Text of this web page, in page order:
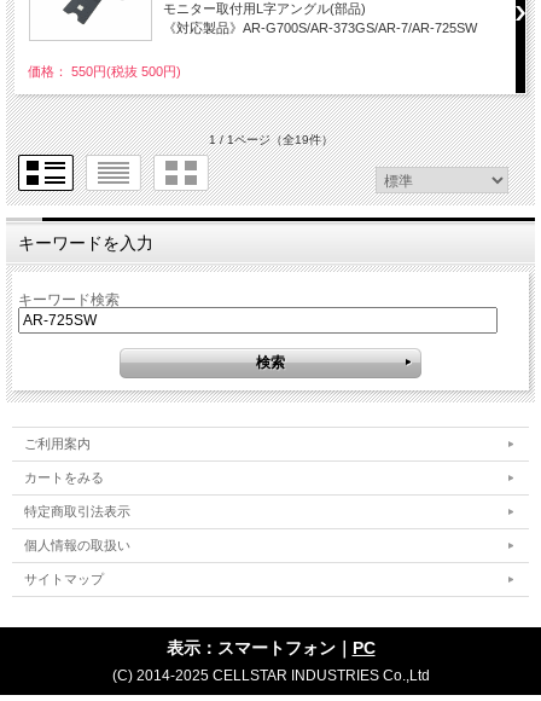
モニター取付用L字アングル(部品)
《対応製品》AR-G700S/AR-373GS/AR-7/AR-725SW
価格： 550円(税抜 500円)
1 / 1ページ（全19件）
キーワードを入力
キーワード検索
ご利用案内
カートをみる
特定商取引法表示
個人情報の取扱い
サイトマップ
表示：スマートフォン｜ PC
(C) 2014-2025 CELLSTAR INDUSTRIES Co.,Ltd